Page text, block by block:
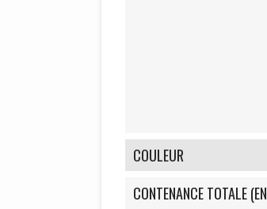
COULEUR
CONTENANCE TOTALE